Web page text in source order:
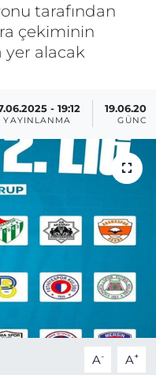
tarafından
çekiminin
yer alacak
- 19:12
YAYINLANMA
A- A+